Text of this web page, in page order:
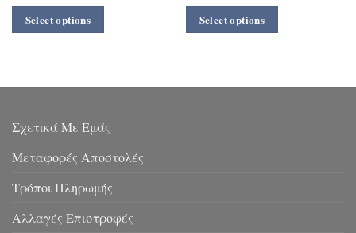
Select options Select options
Σχετικά Με Εμάς
Μεταφορές Αποστολές
Τρόποι Πληρωμής
Αλλαγές Επιστροφές